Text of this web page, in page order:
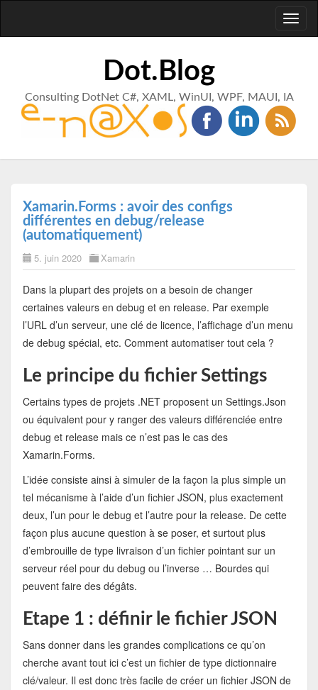
Dot.Blog
Consulting DotNet C#, XAML, WinUI, WPF, MAUI, IA
Xamarin.Forms : avoir des configs
différentes en debug/release
(automatiquement)
5. juin 2020 Xamarin
Dans la plupart des projets on a besoin de changer
certaines valeurs en debug et en release. Par exemple
l’URL d’un serveur, une clé de licence, l’affichage d’un menu
de debug spécial, etc. Comment automatiser tout cela ?
Le principe du fichier Settings
Certains types de projets .NET proposent un Settings.Json
ou équivalent pour y ranger des valeurs différenciée entre
debug et release mais ce n’est pas le cas des
Xamarin.Forms.
L’idée consiste ainsi à simuler de la façon la plus simple un
tel mécanisme à l’aide d’un fichier JSON, plus exactement
deux, l’un pour le debug et l’autre pour la release. De cette
façon plus aucune question à se poser, et surtout plus
d’embrouille de type livraison d’un fichier pointant sur un
serveur réel pour du debug ou l’inverse … Bourdes qui
peuvent faire des dégâts.
Etape 1 : définir le fichier JSON
Sans donner dans les grandes complications ce qu’on
cherche avant tout ici c’est un fichier de type dictionnaire
clé/valeur. Il est donc très facile de créer un fichier JSON de